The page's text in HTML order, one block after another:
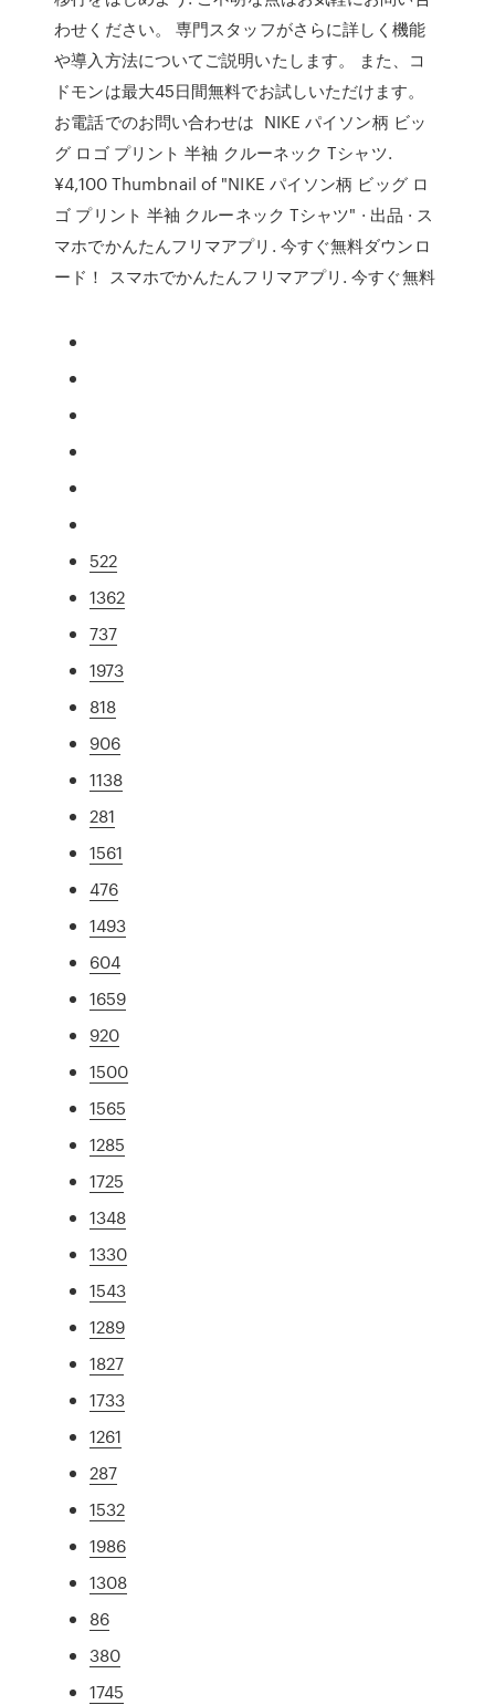
わせください。 専門スタッフがさらに詳しく機能
や導入方法についてご説明いたします。 また、コ
ドモンは最大45日間無料でお試しいただけます。
お電話でのお問い合わせは NIKE パイソン柄 ビッ
グ ロゴ プリント 半袖 クルーネック Tシャツ.
¥4,100 Thumbnail of "NIKE パイソン柄 ビッグ ロ
ゴ プリント 半袖 クルーネック Tシャツ" · 出品 · ス
マホでかんたんフリマアプリ. 今すぐ無料ダウンロ
ード！ スマホでかんたんフリマアプリ. 今すぐ無料
522
1362
737
1973
818
906
1138
281
1561
476
1493
604
1659
920
1500
1565
1285
1725
1348
1330
1543
1289
1827
1733
1261
287
1532
1986
1308
86
380
1745